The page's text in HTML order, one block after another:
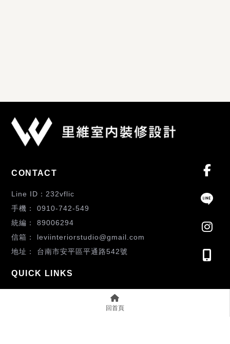
回首頁
232vflic
0910-742-549
89006294
leviinteriorstudio@gmail.com
台南市安平區平通路542號